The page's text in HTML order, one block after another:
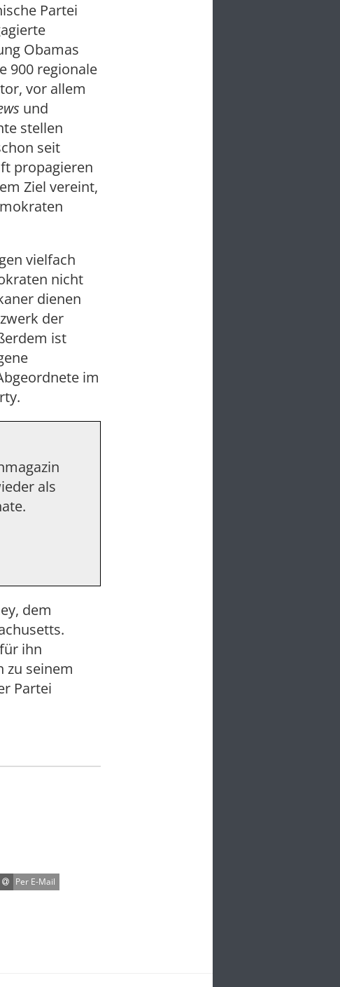
Partei
Obamas
900 regionale
vor allem
und
stellen
seit
propagieren
Ziel vereint,
vielfach
nicht
dienen
der
ist
im
als
dem
ihn
zu seinem
Partei
Per E-Mail